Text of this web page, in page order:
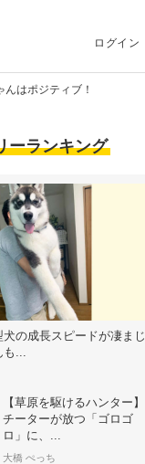
ログイン
はポジティブ！
ーランキング
犬の成長スピードが凄まじ
も...
【草原を駆けるハンター】
チーターが放つ「ゴロゴ
ロ」に、...
大橋 ぺっち